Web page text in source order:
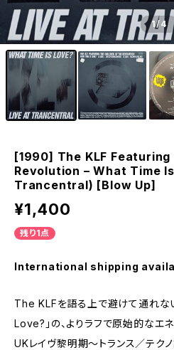
1/4
[1990] The KLF
Revolution – What Time
Trancentral) [Blow Up]
¥1,400
残り1点
International shipping
The KLFを語る上で避けて通れな
Love?」の、よりラフで原始的なエ
UKレイヴ黎明期〜トランス／テク